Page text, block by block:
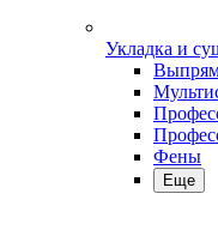
Укладка и
Фены
Еще